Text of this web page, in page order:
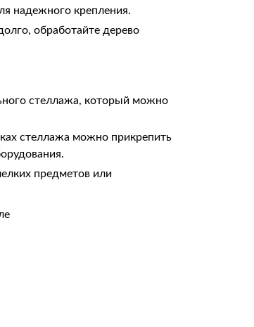
надежного крепления.
обработайте дерево
стеллажа, который можно
стеллажа можно прикрепить
предметов или